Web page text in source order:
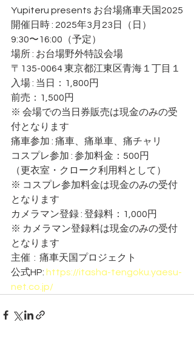
Yupiteru presents お台場痛車天国2025
開催日時 : 2025年3月23日（日）
9:30〜16:00（予定）
場所 : お台場野外特設会場
〒135-0064 東京都江東区青海１丁目１
入場 : 当日：1,800円
前売：1,500円
※ 会場での当日券販売は現金のみの受
付となります
痛車参加 : 痛車、痛単車、痛チャリ
コスプレ参加 : 参加料金：500円
（更衣室・クローク利用料として）
※ コスプレ参加料金は現金のみの受付
となります
カメラマン登録 : 登録料：1,000円
※ カメラマン登録料は現金のみの受付
となります
主催  :  痛車天国プロジェクト
公式HP: https://itasha-tengoku.yaesu-
net.co.jp/